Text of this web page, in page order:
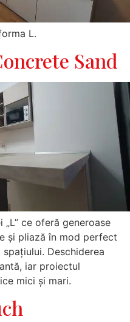
L.
Sand
ce oferă generoase
și pliază în mod perfect
Deschiderea
iar proiectul
mici și mari.